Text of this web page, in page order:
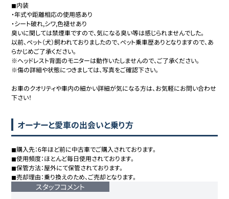
◼︎内装
・年式や距離相応の使用感あり
・シート破れ,シワ,色褪せあり
臭いに関しては禁煙車ですので、気になる臭い等は感じられませんでした。
以前、ペット（犬）飼われておりましたので、ペット乗車歴ありとなりますので、あ
らかじめご了承ください。
※ヘッドレスト背面のモニターは動作いたしませんので、ご了承ください。
※傷の詳細や状態につきましては、写真をご確認下さい。
お車のクオリティや車内の細かい詳細が気になる方は、お気軽にお問い合わせ
下さい！
オーナーと愛車の出会いと乗り方
◼︎購入先：6年ほど前に中古車でご購入されております。
◼︎使用頻度：ほとんど毎日使用されております。
◼︎保管方法：屋外にて保管されております。
◼︎売却理由：乗り換えのため、ご売却となります。
スタッフコメント